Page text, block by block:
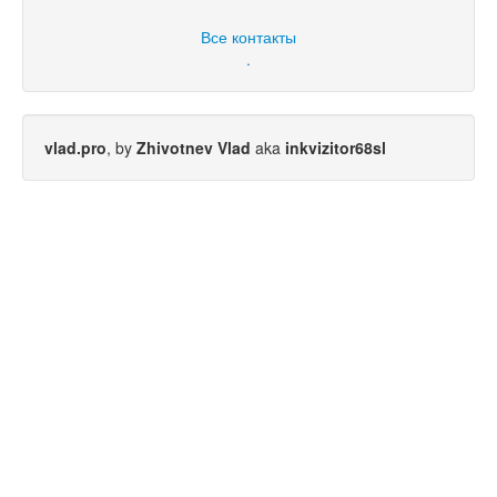
Все контакты
.
vlad.pro, by Zhivotnev Vlad aka inkvizitor68sl